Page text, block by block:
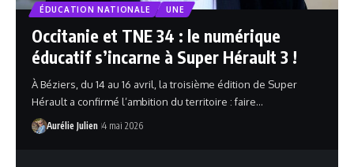
ÉDUCATION NATIONALE UNE
Occitanie et TNE 34 : le numérique
éducatif s’incarne à Super Hérault 3 !
À Béziers, du 14 au 16 avril, la troisième édition de Super
Hérault a confirmé l’ambition du territoire : faire…
Aurélie Julien 4 mai 2026